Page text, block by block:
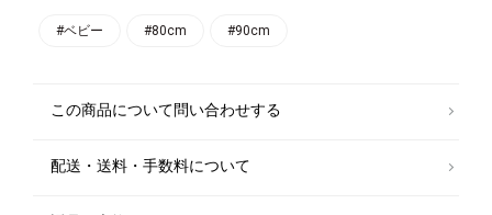
#ベビー #80cm #90cm
この商品について問い合わせする
配送・送料・手数料について